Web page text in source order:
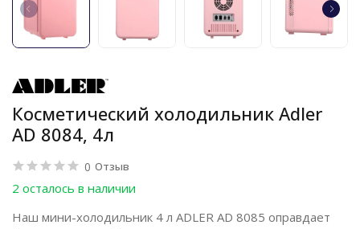
Косметический холодильник Adler
AD 8084, 4л
0 Отзыв
2 осталось в наличии
Наш мини-холодильник 4 л ADLER AD 8085 оправдает